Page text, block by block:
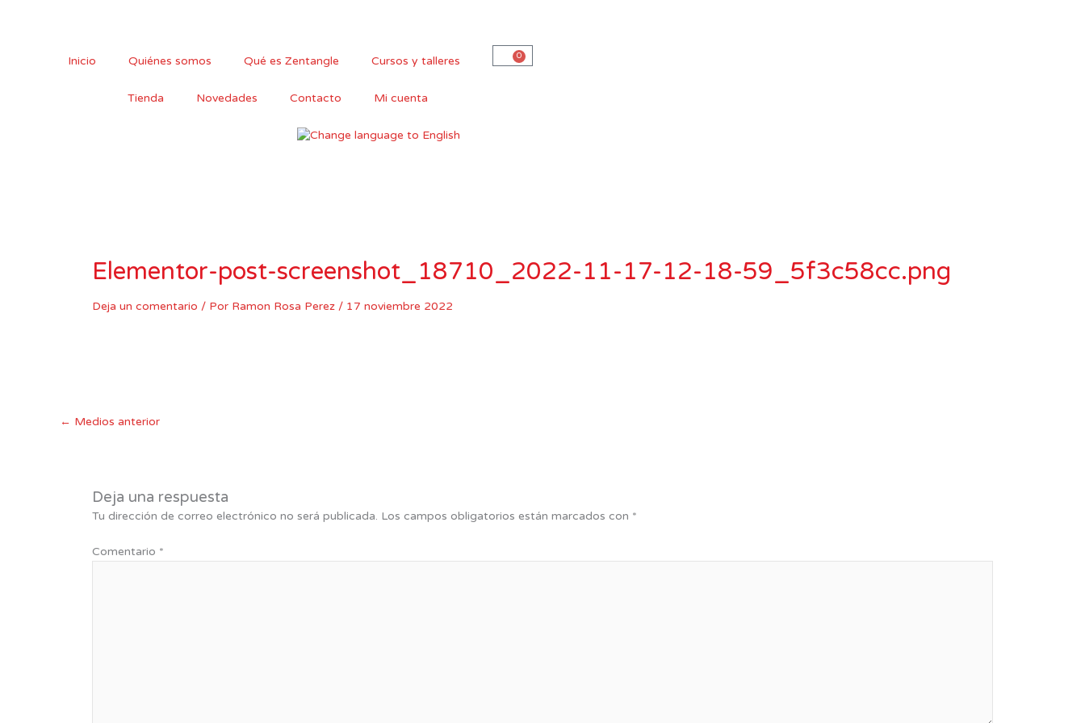
Inicio
Quiénes somos Qué es Zentangle Cursos y talleres
Tienda Novedades Contacto Mi cuenta
0
Carro
Elementor-post-screenshot_18710_2022-11-17-12-18-59_5f3c58cc.png
Deja un comentario / Por Ramon Rosa Perez / 17 noviembre 2022
← Medios anterior
Deja una respuesta
Tu dirección de correo electrónico no será publicada. Los campos obligatorios están marcados con *
Comentario *